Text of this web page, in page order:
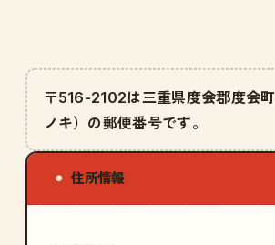
〒516-2102は三重県度会郡度会
ノキ）の郵便番号です。
◉ 住所情報